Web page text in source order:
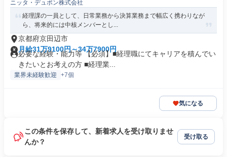
ニッタ・デュポン株式会社
経理課の一員として、日常業務から決算業務まで幅広く携わりなが
ら、将来的には中核メンバーとし...
京都府京田辺市
月給31万9100円～34万7900円
必要な経験・能力等 【必須】■経理職にてキャリアを積んでい
きたいとお考えの方 ■経理業...
業界未経験歓迎 +7個
気になる
この条件を保存して、新着求人を受け取りませ
んか？
受け取る